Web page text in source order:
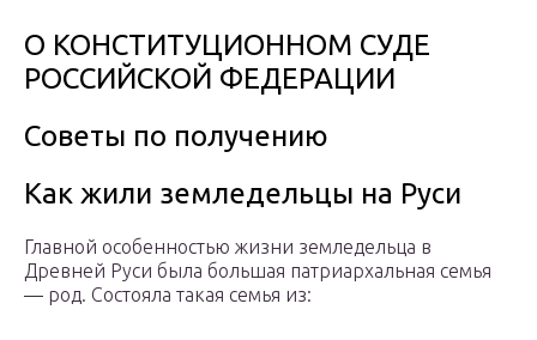
О КОНСТИТУЦИОННОМ СУДЕ
РОССИЙСКОЙ ФЕДЕРАЦИИ
Советы по получению
Как жили земледельцы на Руси
Главной особенностью жизни земледельца в
Древней Руси была большая патриархальная семья
— род. Состояла такая семья из: